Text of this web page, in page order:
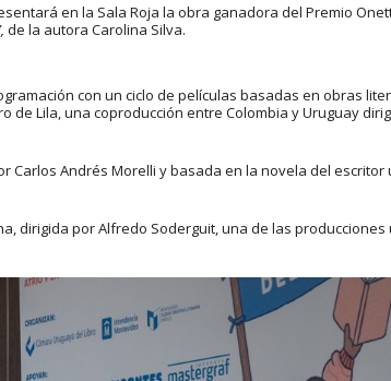
en la Sala Roja la obra ganadora del Premio
de la autora Carolina Silva.
con un ciclo de películas basadas en obras
de Lila, una coproducción entre Colombia y Uruguay
Carlos Andrés Morelli y basada en la novela del escritor
dirigida por Alfredo Soderguit, una de las